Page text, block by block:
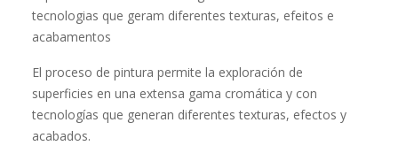
El proceso de pintura permite la exploración de
superficies en una extensa gama cromática y con
tecnologías que generan diferentes texturas, efectos y
acabados.